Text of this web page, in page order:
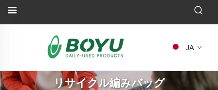
JA
リサイクル編みバッグ